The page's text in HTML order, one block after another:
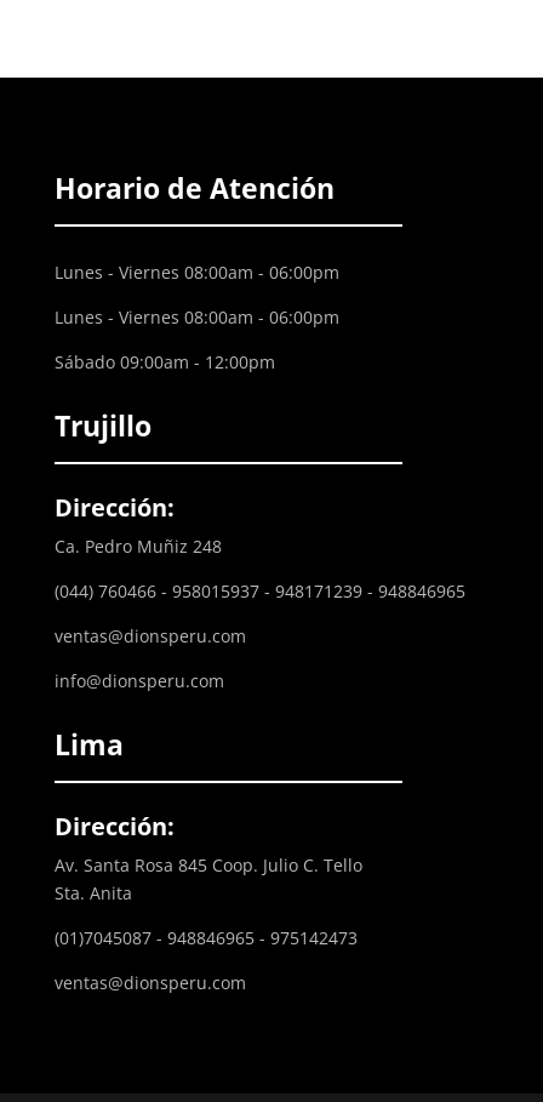
Horario de Atención
Lunes - Viernes 08:00am - 06:00pm
Lunes - Viernes 08:00am - 06:00pm
Sábado 09:00am - 12:00pm
Trujillo
Dirección:
Ca. Pedro Muñiz 248
(044) 760466 - 958015937 - 948171239 - 948846965
ventas@dionsperu.com
info@dionsperu.com
Lima
Dirección:
Av. Santa Rosa 845 Coop. Julio C. Tello
Sta. Anita
(01)7045087 - 948846965 - 975142473
ventas@dionsperu.com